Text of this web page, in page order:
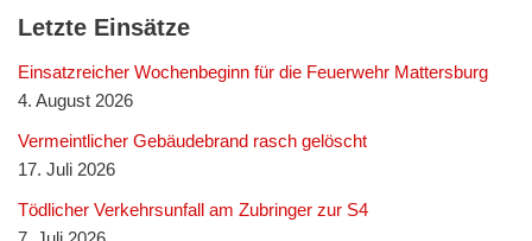
Letzte Einsätze
Einsatzreicher Wochenbeginn für die Feuerwehr Mattersburg
4. August 2026
Vermeintlicher Gebäudebrand rasch gelöscht
17. Juli 2026
Tödlicher Verkehrsunfall am Zubringer zur S4